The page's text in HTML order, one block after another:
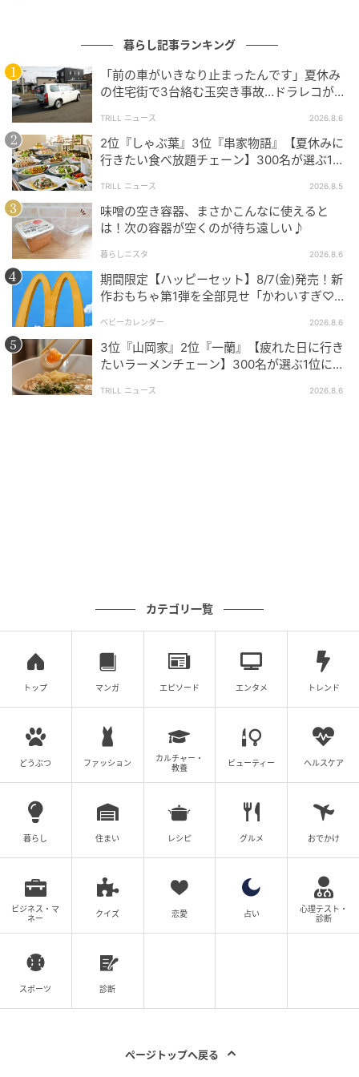
michill
蓋につまみがついているため、指先が滑りやすいクリ
ーム使用時や、ネイルが長い方でもスムーズに開閉で
きます。
また、フタ一体型なので無くさないのもポイントで
す。
が楽にできるのもGOOD。ボトルへの詰め替えは洗浄
や乾燥が面倒ですが、使い捨てならその心理的ハード
ルもぐっと下がります！
また、クリア素材なので中身の減り具合が一目でわか
ります。
蓋がしっかり閉まるから安心して持ち運べ
る！
暮らし記事ランキング
「前の車がいきなり止まったんです」夏休み
の住宅街で3台絡む玉突き事故…ドラレコが捉
TRILL ニュース 2026.8.6
2位『しゃぶ葉』3位『串家物語』【夏休みに
行きたい食べ放題チェーン】300名が選ぶ1位
TRILL ニュース 2026.8.5
味噌の空き容器、まさかこんなに使えると
は！次の容器が空くのが待ち遠しい♪
暮らしニスタ 2026.8.6
期間限定【ハッピーセット】8/7(金)発売！新
作おもちゃ第1弾を全部見せ「かわいすぎ♡」
ベビーカレンダー 2026.8.6
3位『山岡家』2位『一蘭』【疲れた日に行き
たいラーメンチェーン】300名が選ぶ1位に
る」
TRILL ニュース 2026.8.6
カテゴリ一覧
トップ マンガ エピソード エンタメ トレンド
どうぶつ ファッション
カルチャー・
教養
ビューティー ヘルスケア
暮らし 住まい レシピ グルメ おでかけ
ビジネス・マ
ネー
クイズ 恋愛 占い
心理テスト・
診断
スポーツ 診断
ページトップへ戻る